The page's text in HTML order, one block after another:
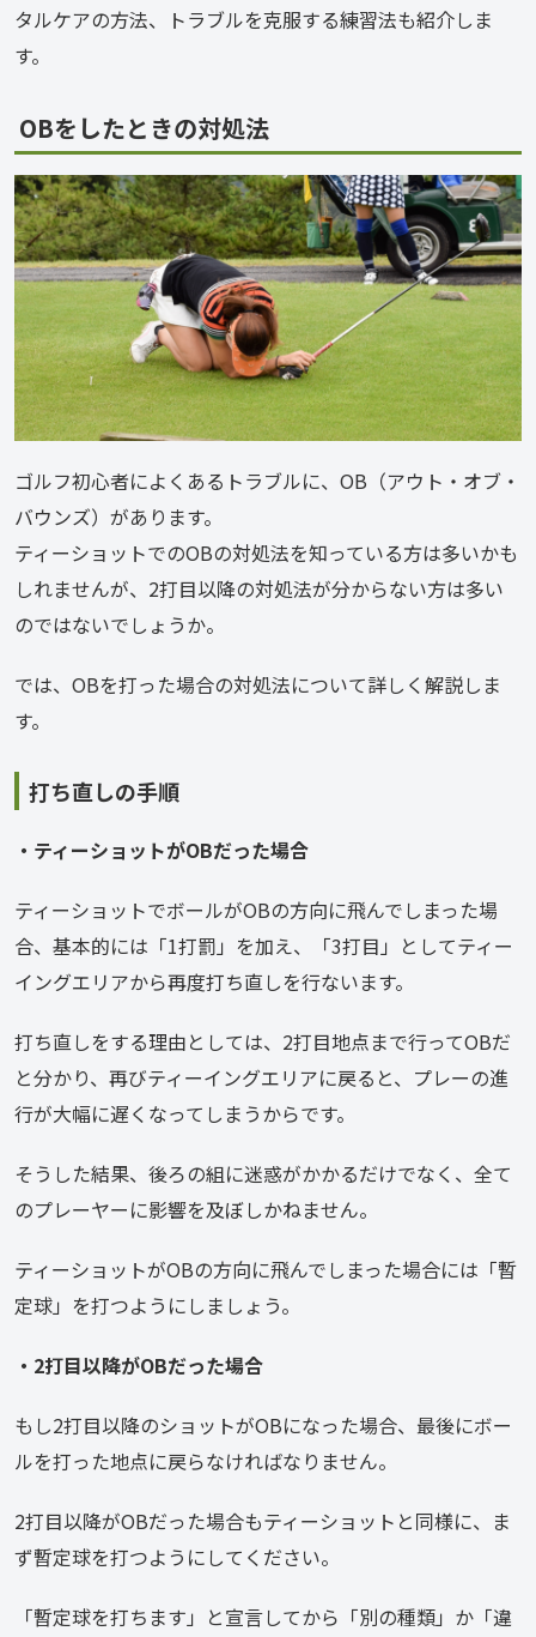
タルケアの方法、トラブルを克服する練習法も紹介しま
す。
OBをしたときの対処法
ゴルフ初心者によくあるトラブルに、OB（アウト・オブ・
バウンズ）があります。
ティーショットでのOBの対処法を知っている方は多いかも
しれませんが、2打目以降の対処法が分からない方は多い
のではないでしょうか。
では、OBを打った場合の対処法について詳しく解説しま
す。
打ち直しの手順
・ティーショットがOBだった場合
ティーショットでボールがOBの方向に飛んでしまった場
合、基本的には「1打罰」を加え、「3打目」としてティー
イングエリアから再度打ち直しを行ないます。
打ち直しをする理由としては、2打目地点まで行ってOBだ
と分かり、再びティーイングエリアに戻ると、プレーの進
行が大幅に遅くなってしまうからです。
そうした結果、後ろの組に迷惑がかかるだけでなく、全て
のプレーヤーに影響を及ぼしかねません。
ティーショットがOBの方向に飛んでしまった場合には「暫
定球」を打つようにしましょう。
・2打目以降がOBだった場合
もし2打目以降のショットがOBになった場合、最後にボー
ルを打った地点に戻らなければなりません。
2打目以降がOBだった場合もティーショットと同様に、ま
ず暫定球を打つようにしてください。
「暫定球を打ちます」と宣言してから「別の種類」か「違